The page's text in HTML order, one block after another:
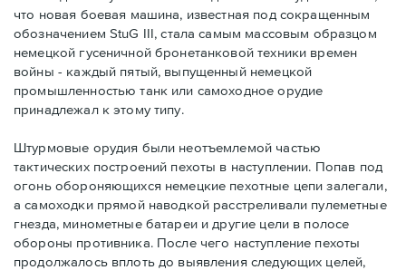
что новая боевая машина, известная под сокращенным
обозначением StuG III, стала самым массовым образцом
немецкой гусеничной бронетанковой техники времен
войны - каждый пятый, выпущенный немецкой
промышленностью танк или самоходное орудие
принадлежал к этому типу.
Штурмовые орудия были неотъемлемой частью
тактических построений пехоты в наступлении. Попав под
огонь обороняющихся немецкие пехотные цепи залегали,
а самоходки прямой наводкой расстреливали пулеметные
гнезда, минометные батареи и другие цели в полосе
обороны противника. После чего наступление пехоты
продолжалось вплоть до выявления следующих целей,